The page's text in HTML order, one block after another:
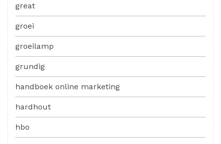
great
groei
groeilamp
grundig
handboek online marketing
hardhout
hbo